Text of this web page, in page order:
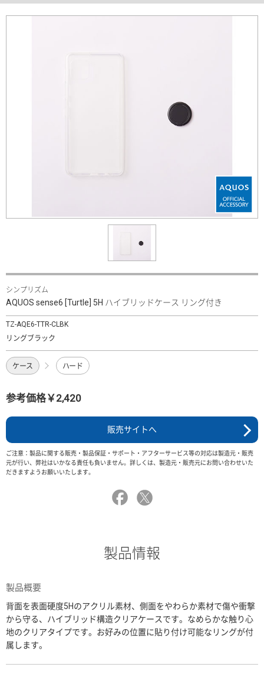
シンプリズム
AQUOS sense6 [Turtle] 5H ハイブリッドケース リング付き
TZ-AQE6-TTR-CLBK
リングブラック
ケース ハード
参考価格￥2,420
販売サイトへ
ご注意：製品に関する販売・製品保証・サポート・アフターサービス等の対応は製造元・販売
元が行い、弊社はいかなる責任も負いません。詳しくは、製造元・販売元にお問い合わせいた
だきますようお願いいたします。
製品情報
製品概要
背面を表面硬度5Hのアクリル素材、側面をやわらか素材で傷や衝撃
から守る、ハイブリッド構造クリアケースです。なめらかな触り心
地のクリアタイプです。お好みの位置に貼り付け可能なリングが付
属します。